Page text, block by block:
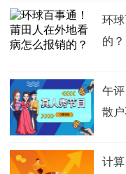
环
的？
午
散
计